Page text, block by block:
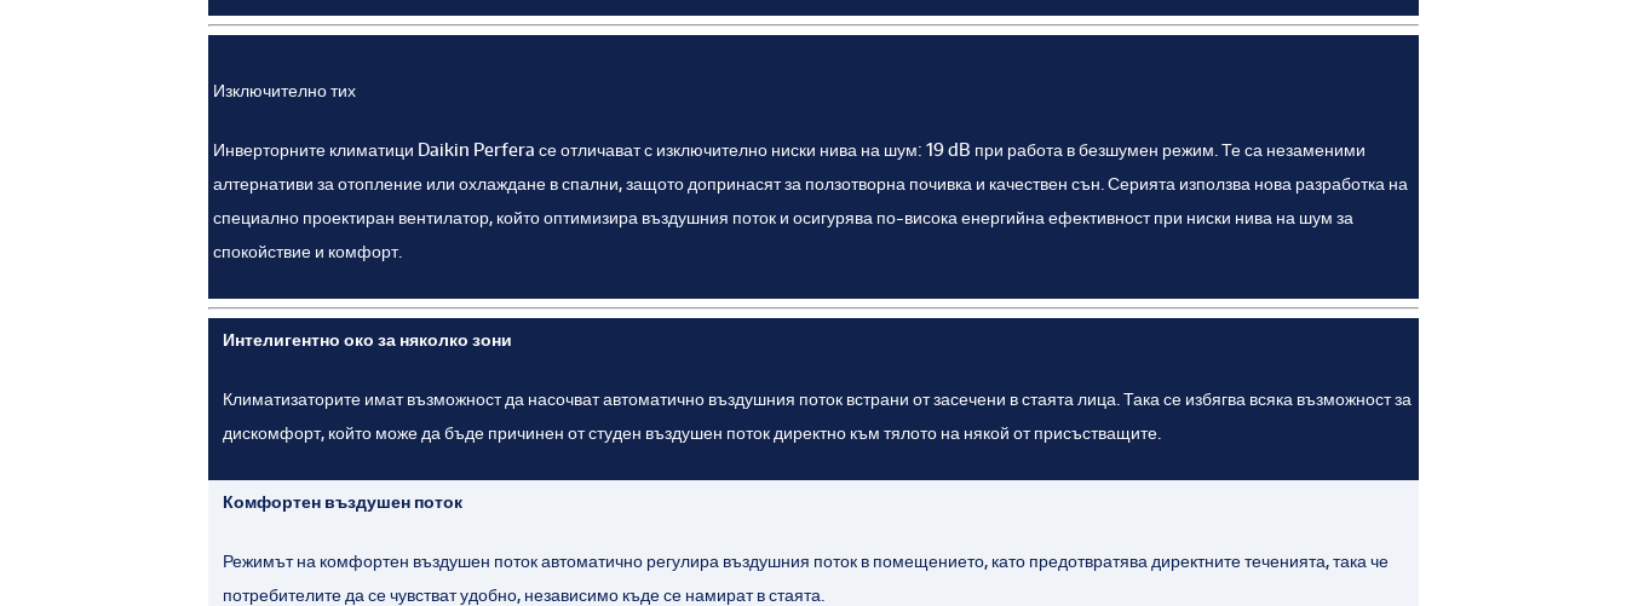
Изключително тих
Инверторните климатици Daikin Perfera се отличават с изключително ниски нива на шум: 19 dB при работа в безшумен режим. Те са незаменими
алтернативи за отопление или охлаждане в спални, защото допринасят за ползотворна почивка и качествен сън. Серията използва нова разработка на
специално проектиран вентилатор, който оптимизира въздушния поток и осигурява по-висока енергийна ефективност при ниски нива на шум за
спокойствие и комфорт.
Интелигентно око за няколко зони
Климатизаторите имат възможност да насочват автоматично въздушния поток встрани от засечени в стаята лица. Така се избягва всяка възможност за
дискомфорт, който може да бъде причинен от студен въздушен поток директно към тялото на някой от присъстващите.
Комфортен въздушен поток
Режимът на комфортен въздушен поток автоматично регулира въздушния поток в помещението, като предотвратява директните теченията, така че
потребителите да се чувстват удобно, независимо къде се намират в стаята.